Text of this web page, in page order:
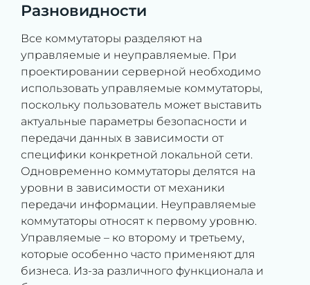
Разновидности
Все коммутаторы разделяют на
управляемые и неуправляемые. При
проектировании серверной необходимо
использовать управляемые коммутаторы,
поскольку пользователь может выставить
актуальные параметры безопасности и
передачи данных в зависимости от
специфики конкретной локальной сети.
Одновременно коммутаторы делятся на
уровни в зависимости от механики
передачи информации. Неуправляемые
коммутаторы относят к первому уровню.
Управляемые – ко второму и третьему,
которые особенно часто применяют для
бизнеса. Из-за различного функционала и